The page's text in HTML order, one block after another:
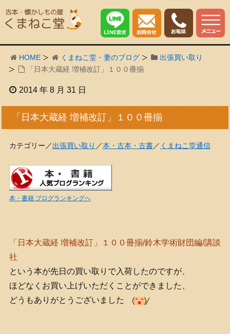
HOME くまねこ堂・妻のブログ
出張買い取り
「日本大蔵経 増補改訂」１００冊揃
2014 年 8 月 31 日
「日本大蔵経 増補改訂」１００冊揃
カテゴリー／出張買い取り ／本・古本・古書／ くまねこ堂通信
本・書籍 ブログランキングへ
「日本大蔵経 増補改訂」１００冊揃/鈴木学術財団編/講談
社
という本が先日の買い取りで入荷したのですが、
ほどなくお買い上げいただくことができました、
どうもありがとうございました